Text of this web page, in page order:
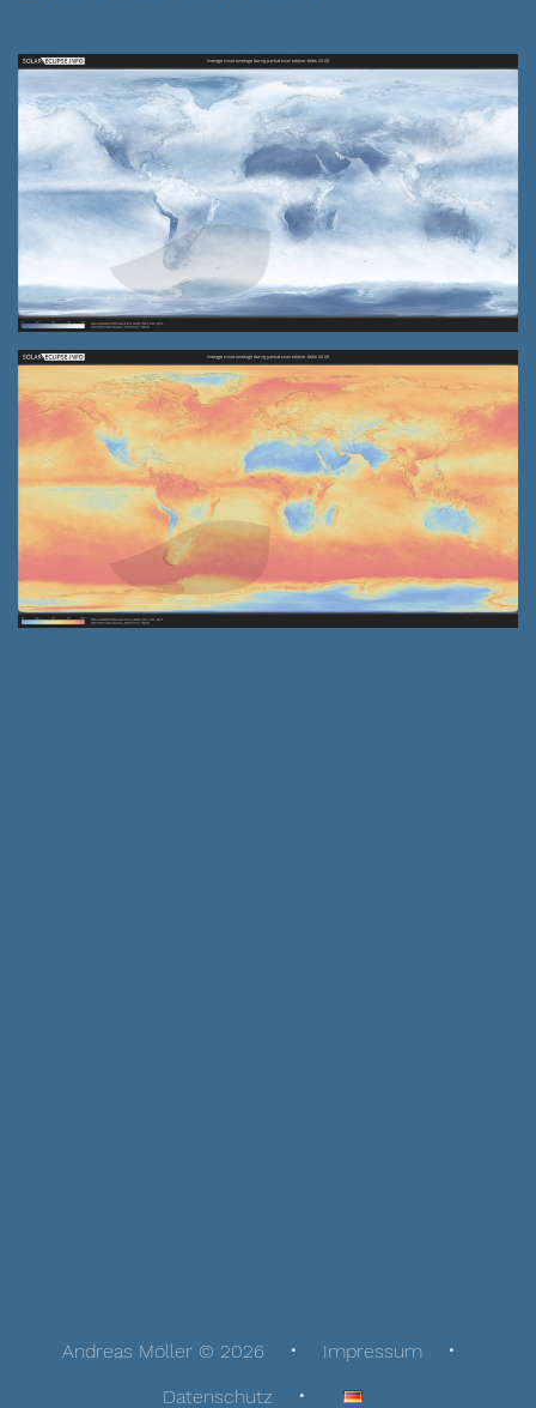
Andreas Möller © 2026
Impressum
Datenschutz